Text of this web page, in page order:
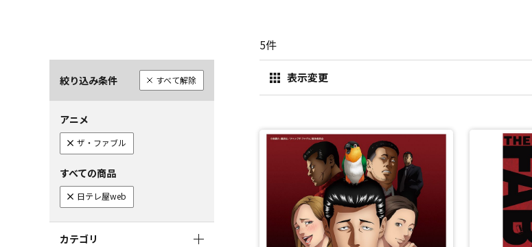
絞り込み条件 すべて解除
アニメ
ザ・ファブル
すべての商品
日テレ屋web
カテゴリ
5件
表示変更